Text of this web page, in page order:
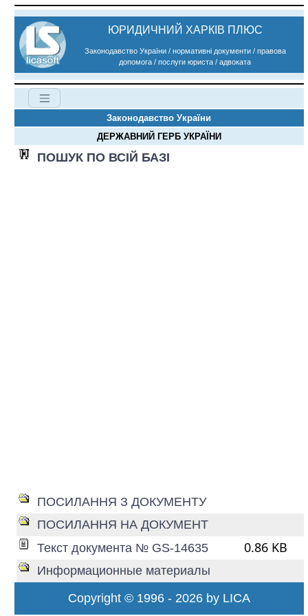
ЮРИДИЧНИЙ ХАРКІВ ПЛЮС
Законодавство України / нормативні документи / правова
допомога / послуги юриста / адвоката
Законодавство України
ДЕРЖАВНИЙ ГЕРБ УКРАЇНИ
ПОШУК ПО ВСІЙ БАЗІ
ПОСИЛАННЯ З ДОКУМЕНТУ
ПОСИЛАННЯ НА ДОКУМЕНТ
Текст документа № GS-14635
0.86 KB
Информационные материалы
Copyright © 1996 - 2026 by LICA